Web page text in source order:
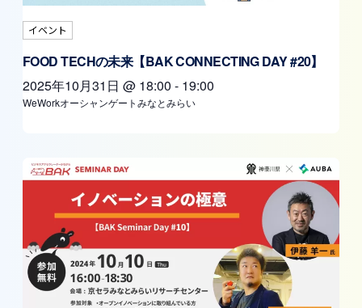
イベント
FOOD TECHの未来【BAK CONNECTING DAY #20】
2025年10月31日 @ 18:00 - 19:00
WeWorkオーシャンゲートみなとみらい